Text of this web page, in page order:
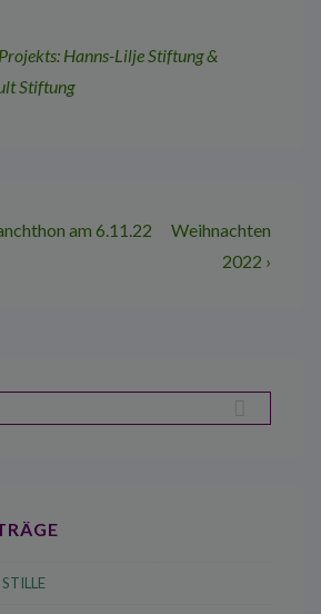
Hanns-Lilje Stiftung &
Stiftung
am 6.11.22
Nächster
Beitrag
Weihnachten
2022 ›